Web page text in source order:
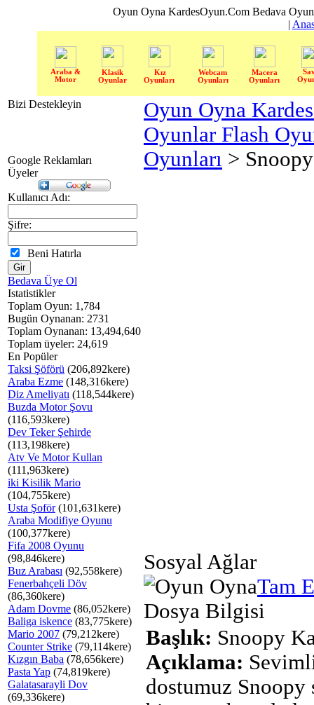
Oyun Oyna KardesOyun.Com Bedava
|
Araba &
Motor
Klasik
Oyunlar
Kız
Oyunları
Webcam
Oyunları
Macera
Oyunları
Bizi Destekleyin
Google Reklamları
Üyeler
Kullanıcı Adı:
Şifre:
Beni Hatırla
Bedava Üye Ol
Istatistikler
Toplam Oyun: 1,784
Bugün Oynanan: 2731
Toplam Oynanan: 13,494,640
Toplam üyeler: 24,619
En Popüler
Taksi Şöförü (206,892kere)
Araba Ezme (148,316kere)
Diz Ameliyatı (118,544kere)
Buzda Motor Şovu
(116,593kere)
Dev Teker Şehirde
(113,198kere)
Atv Ve Motor Kullan
(111,963kere)
iki Kisilik Mario
(104,755kere)
Usta Şoför(101,631kere)
Araba Modifiye Oyunu
(100,377kere)
Fifa 2008 Oyunu
(98,846kere)
Buz Arabası (92,558kere)
Fenerbahçeli Döv
(86,360kere)
Adam Dovme (86,052kere)
Baliga iskence (83,775kere)
Mario 2007 (79,212kere)
Counter Strike (79,114kere)
Kızgın Baba (78,656kere)
Pasta Yap (74,819kere)
Galatasarayli Dov
(69,336kere)
Oyun Oyna
Oyunlar Flash
Oyunları >
Sosyal Ağlar
Tam
Dosya Bilgisi
Başlık: Snoopy
Açıklama:
dostumuz